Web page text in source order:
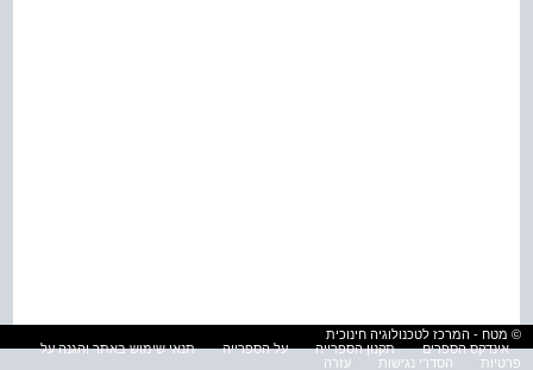
© מטח - המרכז לטכנולוגיה חינוכית
אינדקס הספרים
תקנון הספרייה על הספרייה
תנאי שימוש באתר והגנה על
פרטיות
הסדרי נגישות עזרה